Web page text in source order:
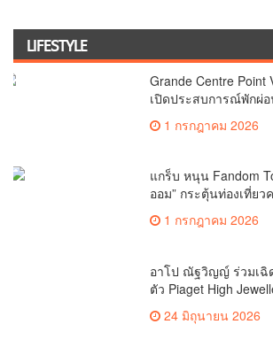
LIFESTYLE
Grande Centre Point
เปิดประสบการณ์พักผ่
ทุกไลฟ์สไตล์ไว้ในจุดหม
1 กรกฎาคม 2026
แกร็บ หนุน Fandom
ออม” กระตุ้นท่องเที่ยว
แคมเปญ “Grab
1 กรกฎาคม 2026
อาโป ณัฐวิญญ์ ร่วมเฉิ
ตัว Piaget High
24 มิถุนายน 2026